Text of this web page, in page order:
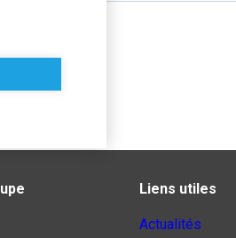
Liens utiles
Actualités